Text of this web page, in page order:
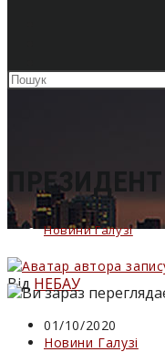
Пошук
на
Новини Галузі
Від НЕБАУ
Запис
опубліковано:
01/10/2020
Категорія
Новини Галузі